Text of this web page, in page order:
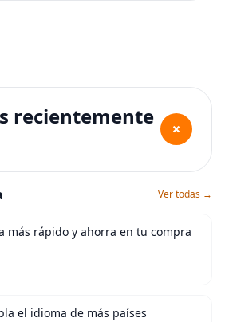
recientemente
+
Ver todas →
más rápido y ahorra en tu compra
el idioma de más países